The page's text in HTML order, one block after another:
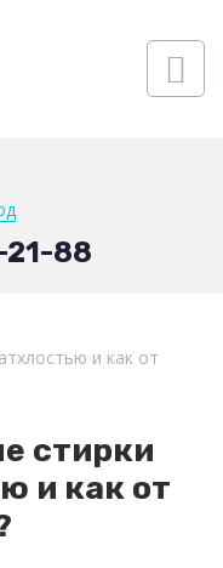
21-88
и как от
стирки
и как от